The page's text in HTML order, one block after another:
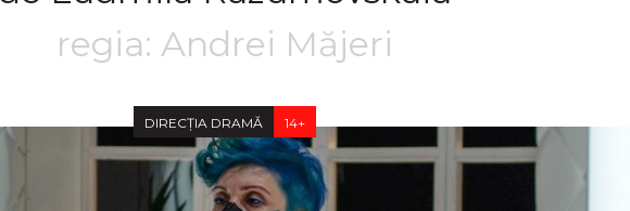
regia: Andrei Măjeri
DIRECȚIA DRAMĂ 14+